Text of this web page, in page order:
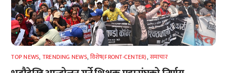
TOP NEWS, TRENDING NEWS,विशेष(FRONT-CENTER),समाचार